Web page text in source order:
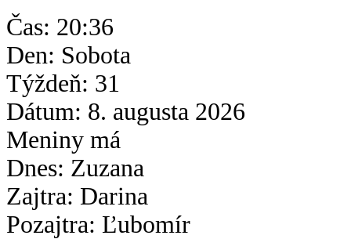
Čas: 20:36
Den: Sobota
Týždeň: 31
Dátum: 8. augusta 2026
Meniny má
Dnes: Zuzana
Zajtra: Darina
Pozajtra: Ľubomír